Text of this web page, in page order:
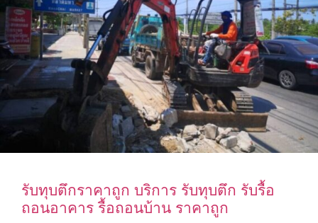
รับทุบตึกราคาถูก บริการ รับทุบตึก รับรื้อ
ถอนอาคาร รื้อถอนบ้าน ราคาถูก